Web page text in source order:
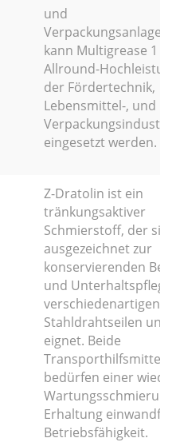
und
kann Multigrease 1
Allround-
der Fördertechnik,
Lebensmittel-, und
Verpackungsindustrie
eingesetzt werden.
Z-Dratolin ist ein
tränkungsaktiver
Schmierstoff, der sich
ausgezeichnet zur
konservierenden
und Unterhaltspflege
verschiedenartigen
Stahldrahtseilen und
eignet. Beide
Transporthilfsmittel
bedürfen einer
Erhaltung
Betriebsfähigkeit.